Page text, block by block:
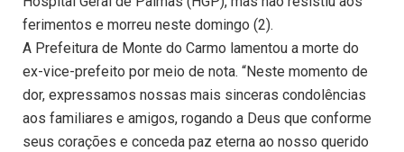
ferimentos e morreu neste domingo (2).
A Prefeitura de Monte do Carmo lamentou a morte do
ex-vice-prefeito por meio de nota. “Neste momento de
dor, expressamos nossas mais sinceras condolências
aos familiares e amigos, rogando a Deus que conforme
seus corações e conceda paz eterna ao nosso querido